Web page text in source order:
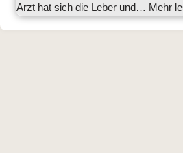
Arzt hat sich die Leber und… Mehr